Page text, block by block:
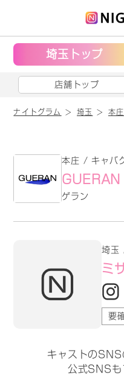
埼玉トップ
店舗トップ
ナイトグラム 埼玉 本庄
本庄 / キャバ
GUERAN
ゲラン
埼玉
ミ
要
キャストのSNS
公式SNSも